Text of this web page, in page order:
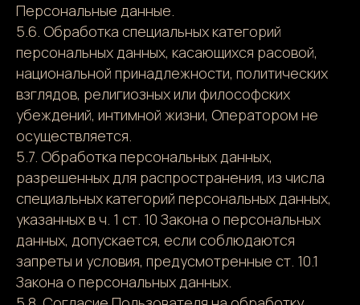
Персональные данные.
5.6. Обработка специальных категорий
персональных данных, касающихся расовой,
национальной принадлежности, политических
взглядов, религиозных или философских
убеждений, интимной жизни, Оператором не
осуществляется.
5.7. Обработка персональных данных,
разрешенных для распространения, из числа
специальных категорий персональных данных,
указанных в ч. 1 ст. 10 Закона о персональных
данных, допускается, если соблюдаются
запреты и условия, предусмотренные ст. 10.1
Закона о персональных данных.